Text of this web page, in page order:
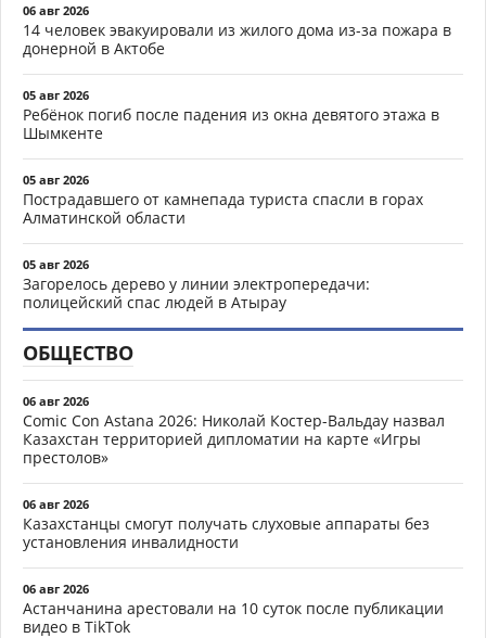
06 авг 2026
14 человек эвакуировали из жилого дома из-за пожара в
донерной в Актобе
05 авг 2026
Ребёнок погиб после падения из окна девятого этажа в
Шымкенте
05 авг 2026
Пострадавшего от камнепада туриста спасли в горах
Алматинской области
05 авг 2026
Загорелось дерево у линии электропередачи:
полицейский спас людей в Атырау
ОБЩЕСТВО
06 авг 2026
Comic Con Astana 2026: Николай Костер-Вальдау назвал
Казахстан территорией дипломатии на карте «Игры
престолов»
06 авг 2026
Казахстанцы смогут получать слуховые аппараты без
установления инвалидности
06 авг 2026
Астанчанина арестовали на 10 суток после публикации
видео в TikTok